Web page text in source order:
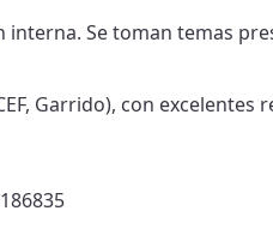
Se toman temas
Garrido), con excelentes